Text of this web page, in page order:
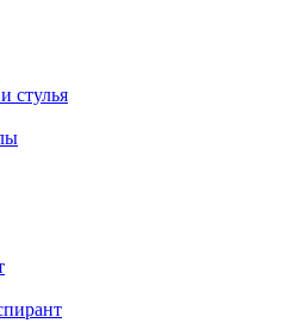
стулья